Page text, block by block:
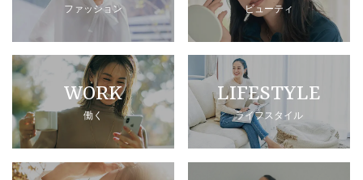
ファッション ビューティ
WORK
働く
LIFESTYLE
ライフスタイル